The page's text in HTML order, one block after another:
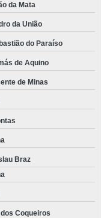
da Mata
da União
do Paraíso
de Aquino
de Minas
Braz
Coqueiros